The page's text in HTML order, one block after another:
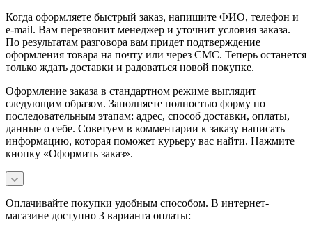
Когда оформляете быстрый заказ, напишите ФИО, телефон и
e-mail. Вам перезвонит менеджер и уточнит условия заказа.
По результатам разговора вам придет подтверждение
оформления товара на почту или через СМС. Теперь останется
только ждать доставки и радоваться новой покупке.
Оформление заказа в стандартном режиме выглядит
следующим образом. Заполняете полностью форму по
последовательным этапам: адрес, способ доставки, оплаты,
данные о себе. Советуем в комментарии к заказу написать
информацию, которая поможет курьеру вас найти. Нажмите
кнопку «Оформить заказ».
Оплачивайте покупки удобным способом. В интернет-
магазине доступно 3 варианта оплаты: